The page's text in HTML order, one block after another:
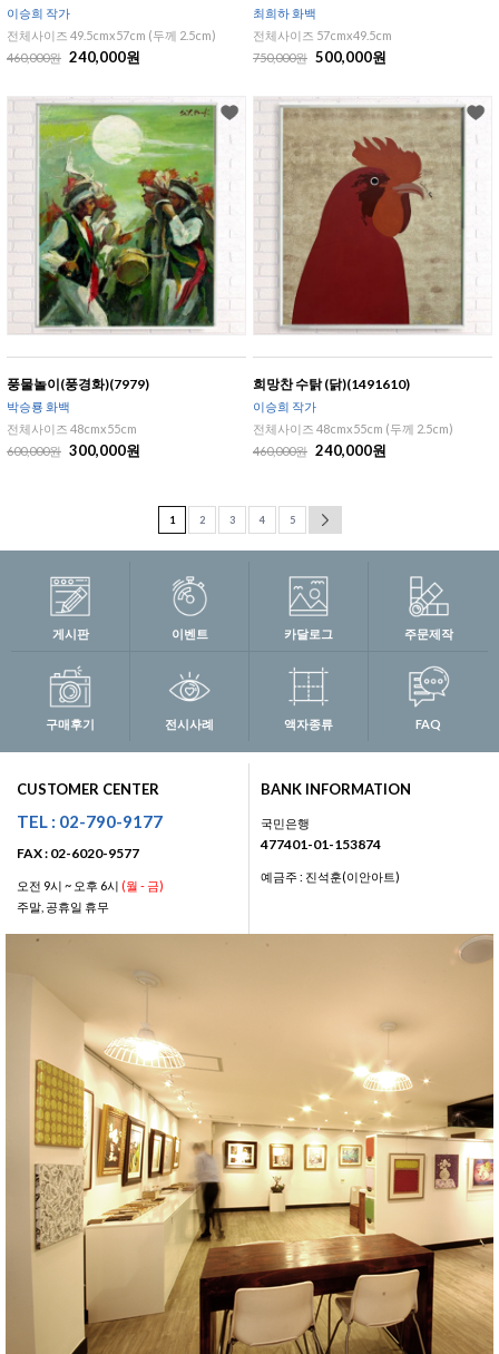
이승희 작가
전체사이즈 49.5cmx57cm (두께 2.5cm)
460,000원 240,000원
최희하 화백
전체사이즈 57cmx49.5cm
750,000원 500,000원
풍물놀이(풍경화)(7979)
박승룡 화백
전체사이즈 48cmx55cm
600,000원 300,000원
희망찬 수탉 (닭)(1491610)
이승희 작가
전체사이즈 48cmx55cm (두께 2.5cm)
460,000원 240,000원
1 2 3 4 5
게시판 이벤트 카달로그 주문제작
구매후기 전시사례 액자종류 FAQ
CUSTOMER CENTER
TEL : 02-790-9177
FAX : 02-6020-9577
오전 9시 ~ 오후 6시 (월 - 금)
주말, 공휴일 휴무
BANK INFORMATION
국민은행
477401-01-153874
예금주 : 진석훈(이안아트)